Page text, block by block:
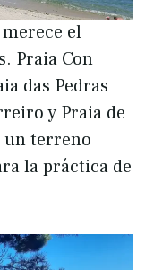
merece el
Praia Con
das Pedras
y Praia de
un terreno
la práctica de